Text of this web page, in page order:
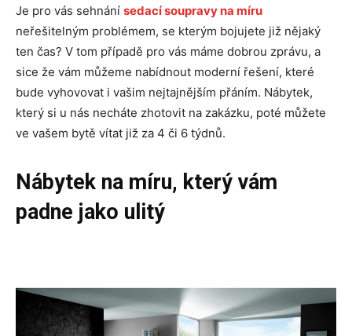
Je pro vás sehnání sedací soupravy na míru
neřešitelným problémem, se kterým bojujete již nějaký
ten čas? V tom případě pro vás máme dobrou zprávu, a
sice že vám můžeme nabídnout moderní řešení, které
bude vyhovovat i vašim nejtajnějším přáním. Nábytek,
který si u nás necháte zhotovit na zakázku, poté můžete
ve vašem bytě vítat již za 4 či 6 týdnů.
Nábytek na míru, který vám
padne jako ulitý